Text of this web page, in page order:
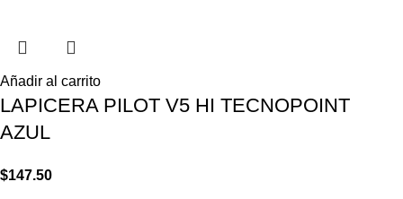
Añadir al carrito
LAPICERA PILOT V5 HI TECNOPOINT
AZUL
$147.50